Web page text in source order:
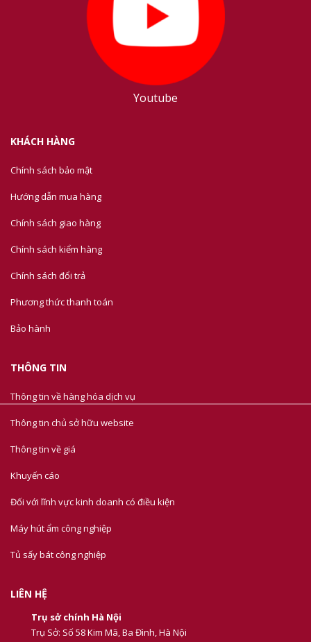
Youtube
KHÁCH HÀNG
Chính sách bảo mật
Hướng dẫn mua hàng
Chính sách giao hàng
Chính sách kiểm hàng
Chính sách đổi trả
Phương thức thanh toán
Bảo hành
THÔNG TIN
Thông tin về hàng hóa dịch vụ
Thông tin chủ sở hữu website
Thông tin về giá
Khuyến cáo
Đối với lĩnh vực kinh doanh có điều kiện
Máy hút ẩm công nghiệp
Tủ sấy bát công nghiệp
LIÊN HỆ
Trụ sở chính Hà Nội
Trụ Sở: Số 58 Kim Mã, Ba Đình, Hà Nội